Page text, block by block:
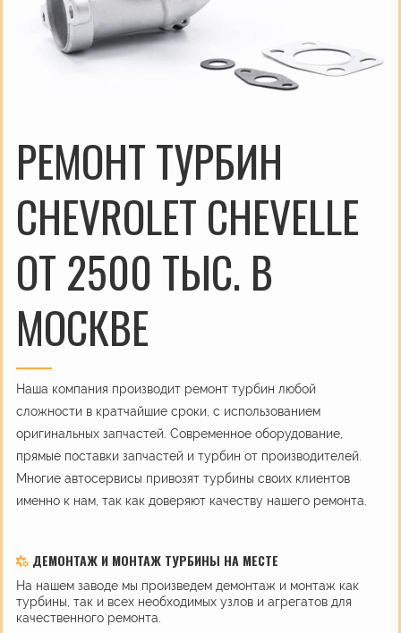
РЕМОНТ ТУРБИН
CHEVROLET CHEVELLE
ОТ 2500 ТЫС. В
МОСКВЕ
Наша компания производит ремонт турбин любой
сложности в кратчайшие сроки, с использованием
оригинальных запчастей. Современное оборудование,
прямые поставки запчастей и турбин от производителей.
Многие автосервисы привозят турбины своих клиентов
именно к нам, так как доверяют качеству нашего ремонта.
ДЕМОНТАЖ И МОНТАЖ ТУРБИНЫ НА МЕСТЕ
На нашем заводе мы произведем демонтаж и монтаж как
турбины, так и всех необходимых узлов и агрегатов для
качественного ремонта.